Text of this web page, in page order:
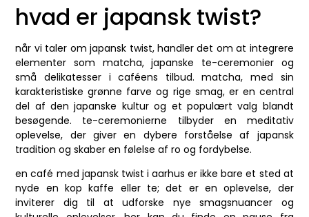
hvad er japansk twist?
når vi taler om japansk twist, handler det om at integrere
elementer som matcha, japanske te-ceremonier og
små delikatesser i caféens tilbud. matcha, med sin
karakteristiske grønne farve og rige smag, er en central
del af den japanske kultur og et populært valg blandt
besøgende. te-ceremonierne tilbyder en meditativ
oplevelse, der giver en dybere forståelse af japansk
tradition og skaber en følelse af ro og fordybelse.
en café med japansk twist i aarhus er ikke bare et sted at
nyde en kop kaffe eller te; det er en oplevelse, der
inviterer dig til at udforske nye smagsnuancer og